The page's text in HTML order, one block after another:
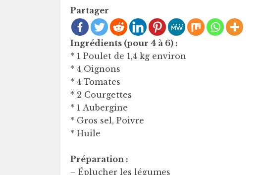
Partager
Ingrédients (pour 4 à 6) :
* 1 Poulet de 1,4 kg environ
* 4 Oignons
* 4 Tomates
* 2 Courgettes
* 1 Aubergine
* Gros sel, Poivre
* Huile
Préparation :
– Éplucher les légumes